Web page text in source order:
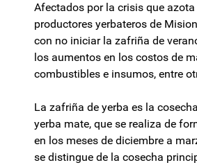
Afectados por la crisis que azota
productores yerbateros de
con no iniciar la zafriña de
los aumentos en los costos de
combustibles e insumos, entre
La zafriña de yerba es la
yerba mate, que se realiza de
en los meses de diciembre a
se distingue de la cosecha